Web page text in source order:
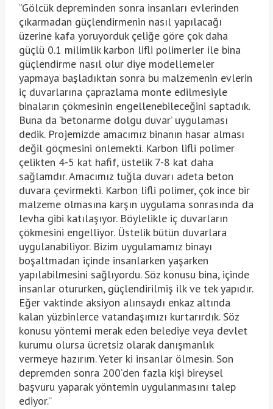
“Gölcük depreminden sonra insanları evlerinden
çıkarmadan güçlendirmenin nasıl yapılacağı
üzerine kafa yoruyorduk çeliğe göre çok daha
güçlü 0.1 milimlik karbon lifli polimerler ile bina
güçlendirme nasıl olur diye modellemeler
yapmaya başladıktan sonra bu malzemenin evlerin
iç duvarlarına çaprazlama monte edilmesiyle
binaların çökmesinin engellenebileceğini saptadık.
Buna da ‘betonarme dolgu duvar’ uygulaması
dedik. Projemizde amacımız binanın hasar alması
değil göçmesini önlemekti. Karbon lifli polimer
çelikten 4-5 kat hafif, üstelik 7-8 kat daha
sağlamdır. Amacımız tuğla duvarı adeta beton
duvara çevirmekti. Karbon lifli polimer, çok ince bir
malzeme olmasına karşın uygulama sonrasında da
levha gibi katılaşıyor. Böylelikle iç duvarların
çökmesini engelliyor. Üstelik bütün duvarlara
uygulanabiliyor. Bizim uygulamamız binayı
boşaltmadan içinde insanlarken yaşarken
yapılabilmesini sağlıyordu. Söz konusu bina, içinde
insanlar otururken, güçlendirilmiş ilk ve tek yapıdır.
Eğer vaktinde aksiyon alınsaydı enkaz altında
kalan yüzbinlerce vatandaşımızı kurtarırdık. Söz
konusu yöntemi merak eden belediye veya devlet
kurumu olursa ücretsiz olarak danışmanlık
vermeye hazırım. Yeter ki insanlar ölmesin. Son
depremden sonra 200’den fazla kişi bireysel
başvuru yaparak yöntemin uygulanmasını talep
ediyor.”